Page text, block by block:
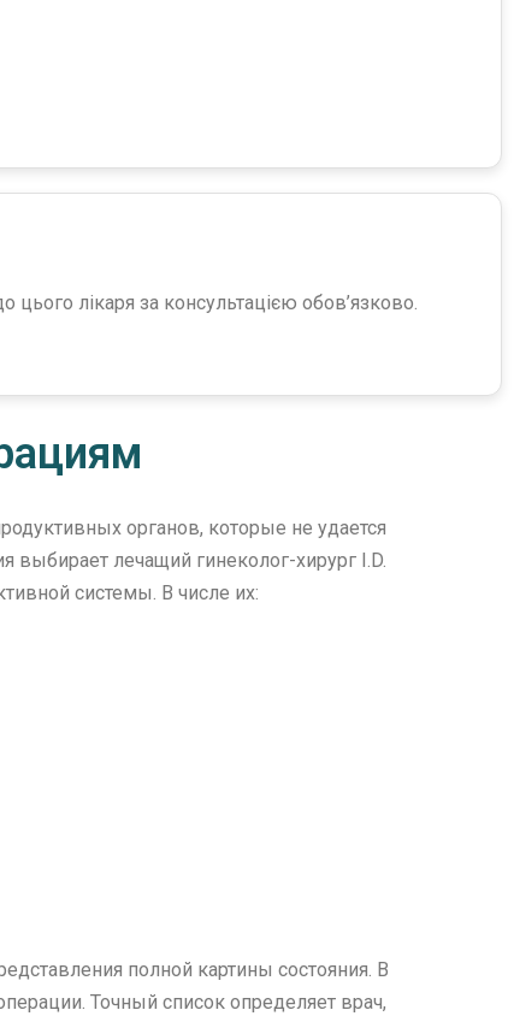
цього лікаря за консультацією обов’язково.
органов, которые не удается
выбирает лечащий гинеколог-хирург I.D.
системы. В числе их:
полной картины состояния. В
Точный список определяет врач,